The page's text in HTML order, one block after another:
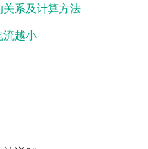
系及计算方法
流越小